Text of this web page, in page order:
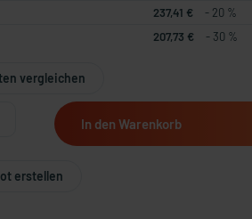
237,41 €
- 20 %
207,73 € - 30 %
vergleichen
In den Warenkorb
erstellen